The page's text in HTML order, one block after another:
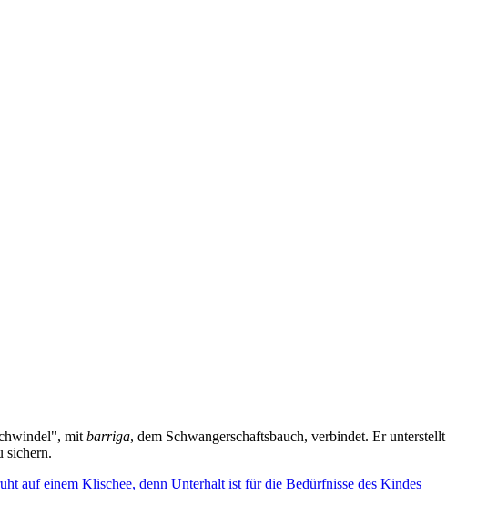
mit barriga, dem Schwangerschaftsbauch, verbindet. Er unterstellt
sichern.
auf einem Klischee, denn Unterhalt ist für die Bedürfnisse des Kindes